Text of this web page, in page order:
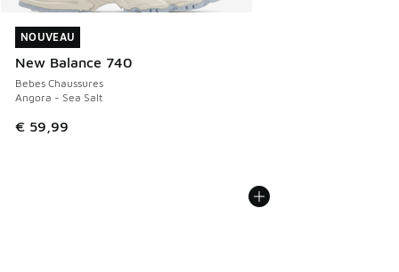
NOUVEAU
New Balance 740
Bebes Chaussures
Angora - Sea Salt
€ 59,99
NOUVEAU